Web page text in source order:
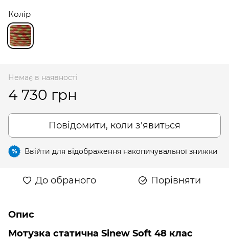
Колір
Немає в наявності
4 730 грн
Повідомити, коли з'явиться
% Ввійти для відображення накопичувальної знижки
До обраного Порівняти
Опис
Мотузка статична Sinew Soft 48 клас